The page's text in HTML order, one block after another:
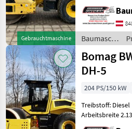
Gebrauchtmaschine
16301
Puntigam GmbH
Spezialgebiet:
Verkauf -
Baumaschin
Baumaschinen
/ Bomag
Bomag
DH-5
204 PS/150 kW
Treibstoff: Diesel
Arbeitsbreite